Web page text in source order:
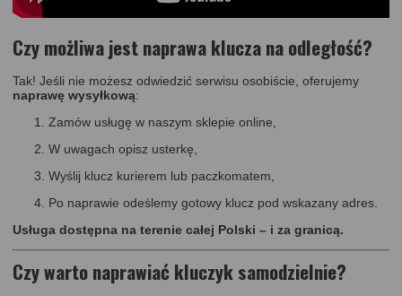
Czy możliwa jest naprawa klucza na odległość?
Tak! Jeśli nie możesz odwiedzić serwisu osobiście, oferujemy
naprawę wysyłkową:
Zamów usługę w naszym sklepie online,
W uwagach opisz usterkę,
Wyślij klucz kurierem lub paczkomatem,
Po naprawie odeślemy gotowy klucz pod wskazany adres.
Usługa dostępna na terenie całej Polski – i za granicą.
Czy warto naprawiać kluczyk samodzielnie?